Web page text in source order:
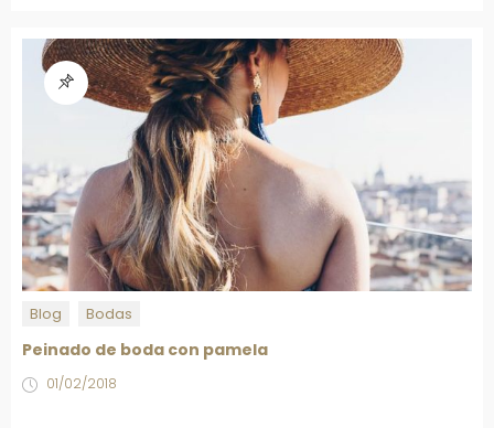
Blog Bodas
Peinado de boda con pamela
01/02/2018